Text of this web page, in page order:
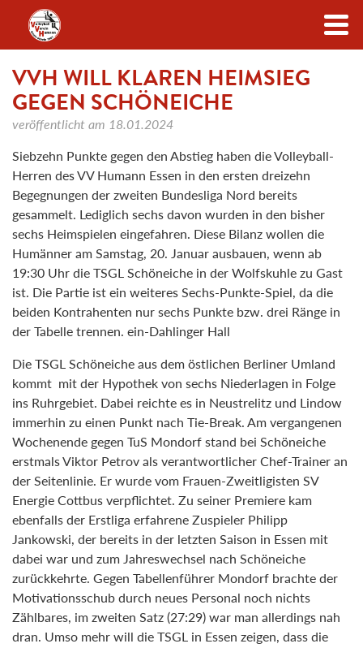
Zum Inhalt
VVH WILL KLAREN HEIMSIEG
GEGEN SCHÖNEICHE
veröffentlicht am 18.01.2024
Siebzehn Punkte gegen den Abstieg haben die Volleyball-
Herren des VV Humann Essen in den ersten dreizehn
Begegnungen der zweiten Bundesliga Nord bereits
gesammelt. Lediglich sechs davon wurden in den bisher
sechs Heimspielen eingefahren. Diese Bilanz wollen die
Humänner am Samstag, 20. Januar ausbauen, wenn ab
19:30 Uhr die TSGL Schöneiche in der Wolfskuhle zu Gast
ist. Die Partie ist ein weiteres Sechs-Punkte-Spiel, da die
beiden Kontrahenten nur sechs Punkte bzw. drei Ränge in
der Tabelle trennen. ein-Dahlinger Hall
Die TSGL Schöneiche aus dem östlichen Berliner Umland
kommt mit der Hypothek von sechs Niederlagen in Folge
ins Ruhrgebiet. Dabei reichte es in Neustrelitz und Lindow
immerhin zu einen Punkt nach Tie-Break. Am vergangenen
Wochenende gegen TuS Mondorf stand bei Schöneiche
erstmals Viktor Petrov als verantwortlicher Chef-Trainer an
der Seitenlinie. Er wurde vom Frauen-Zweitligisten SV
Energie Cottbus verpflichtet. Zu seiner Premiere kam
ebenfalls der Erstliga erfahrene Zuspieler Philipp
Jankowski, der bereits in der letzten Saison in Essen mit
dabei war und zum Jahreswechsel nach Schöneiche
zurückkehrte. Gegen Tabellenführer Mondorf brachte der
Motivationsschub durch neues Personal noch nichts
Zählbares, im zweiten Satz (27:29) war man allerdings nah
dran. Umso mehr will die TSGL in Essen zeigen, dass die